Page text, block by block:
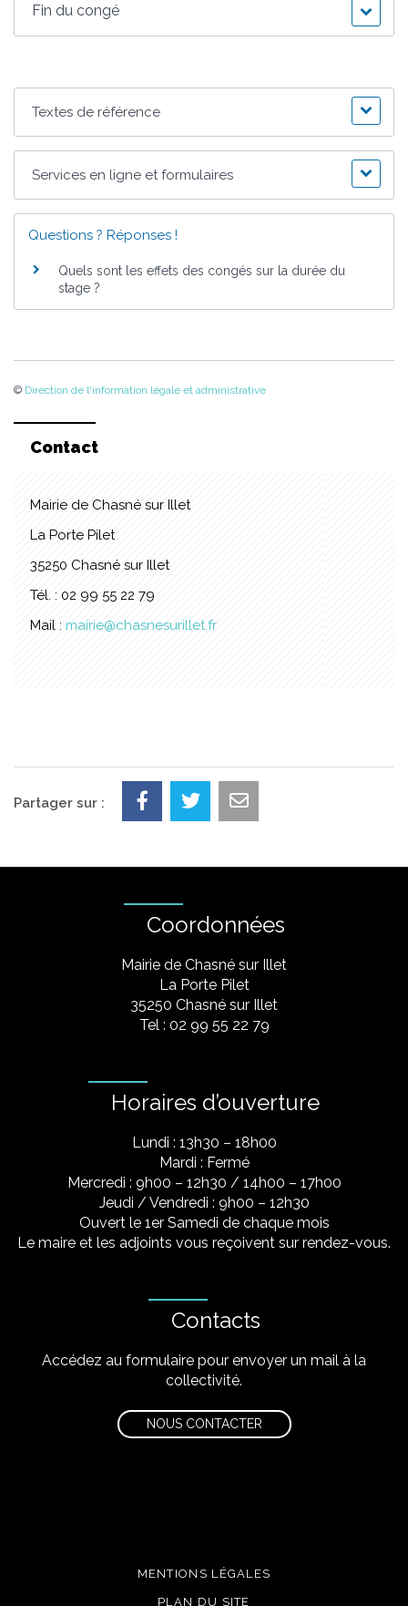
Fin du congé
Textes de référence
Services en ligne et formulaires
Questions ? Réponses !
Quels sont les effets des congés sur la durée du
stage ?
© Direction de l'information légale et administrative
Contact
Mairie de Chasné sur Illet
La Porte Pilet
35250 Chasné sur Illet
Tél. : 02 99 55 22 79
Mail : mairie@chasnesurillet.fr
Partager sur :
Coordonnées
Mairie de Chasné sur Illet
La Porte Pilet
35250 Chasné sur Illet
Tel : 02 99 55 22 79
Horaires d’ouverture
Lundi : 13h30 – 18h00
Mardi : Fermé
Mercredi : 9h00 – 12h30 / 14h00 – 17h00
Jeudi / Vendredi : 9h00 – 12h30
Ouvert le 1er Samedi de chaque mois
Le maire et les adjoints vous reçoivent sur rendez-vous.
Contacts
Accédez au formulaire pour envoyer un mail à la
collectivité.
NOUS CONTACTER
MENTIONS LÉGALES
PLAN DU SITE